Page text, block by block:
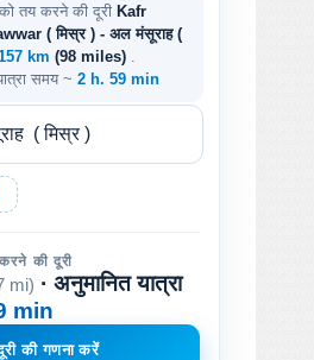
को तय करने की दूरी Kafr
( मिस्र ) - अल मंसूराह (
km (98 miles)
समय ~ 2 h. 59 min
की दूरी
mi) · अनुमानित यात्रा
min
की गणना करें